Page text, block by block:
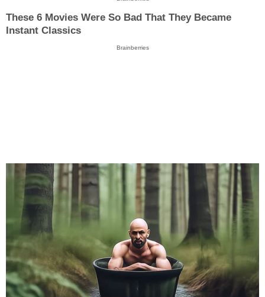
These 6 Movies Were So Bad That They Became
Instant Classics
Brainberries